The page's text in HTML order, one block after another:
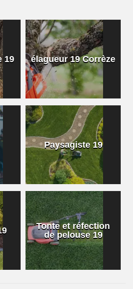
19 élagueur 19 Corrèze
Paysagiste 19
Tonte et réfection
de pelouse 19